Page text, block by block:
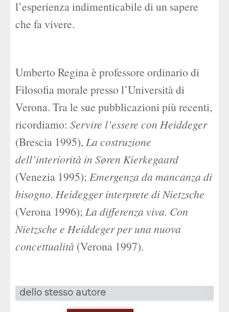
l’esperienza indimenticabile di un sapere
che fa vivere.
Umberto Regina è professore ordinario di
Filosofia morale presso l’Università di
Verona. Tra le sue pubblicazioni più recenti,
ricordiamo: Servire l’essere con Heiddeger
(Brescia 1995), La costruzione
dell’interiorità in Søren Kierkegaard
(Venezia 1995); Emergenza da mancanza di
bisogno. Heidegger interprete di Nietzsche
(Verona 1996); La differenza viva. Con
Nietzsche e Heiddeger per una nuova
concettualità (Verona 1997).
dello stesso autore